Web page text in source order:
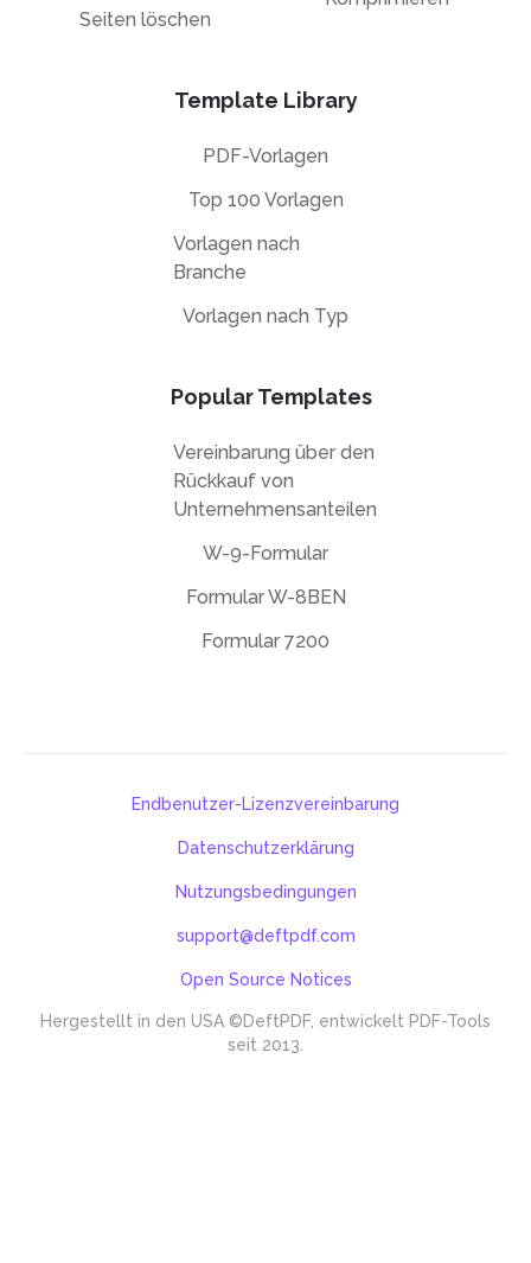
Seiten löschen
Template Library
PDF-Vorlagen
Top 100 Vorlagen
Vorlagen nach
Branche
Vorlagen nach Typ
Popular Templates
Vereinbarung über den
Rückkauf von
Unternehmensanteilen
W-9-Formular
Formular W-8BEN
Formular 7200
Hergestellt in den USA ©DeftPDF, entwickelt PDF-Tools
seit 2013.
Endbenutzer-Lizenzvereinbarung
Datenschutzerklärung
Nutzungsbedingungen
support@deftpdf.com
Open Source Notices